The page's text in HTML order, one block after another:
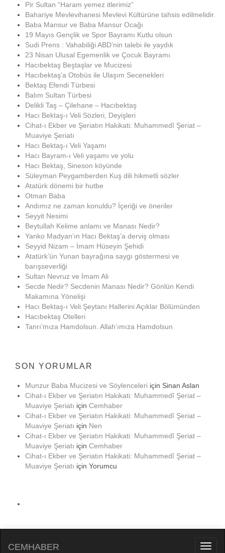
Pir Sultan “Haram yemez itlerimiz”
Bahariye Mevlevihanesi Mevlevi Kültürüne tahsis edilmelidir.
Baba Mansur ve Baba Mansur Ocağı
19 Mayıs Gençlik ve Spor Bayramı Kutlu olsun
Sudi Prens : Vahabiliği ABD’nin talebi ile yaydık
23 Nisan Ulusal Egemenlik ve Çocuk Bayramı
Hacıbektaş Beştaşlar ve Mucizesi
Hacıbektaş’a Otobüs ile Ulaşım Secenekleri
Bektaş Efendi Türbesi
Balım Sultan Türbesi
Delikli Taş – Çilehane – Hacıbektaş
Hacı Bektaş-ı Veli Sözleri, Deyişleri
Cihat-ı Ekber ve Şeriatın Hakikati: Muhammedî Şeriat –
Muaviye Şeriatı
Hacı Bektaş-ı Veli Yaşamı
Hacı Bayram-ı Veli yaşamı ve yolu
Hacı Bektaş, Sineson köyünde
Süleyman Peygamberden Kuş dili hikmetli sözler
Atatürk dönemi bir hutbe
Otman Baba
Andımız ne zaman konuldu? İçeriği ve öneriler
Seyyit Nesimi
Beytullah Kelime anlamı ve Manası Nedir?
Yanko Madyan’ın Hacı Bektaş’a derviş olması
Seyyid Nizam – İmam Hüseyin Şehidi
Atatürk’ün Yunan bayrağına saygı göstermesi ve
barışseverliği
Sultan Nevruz ve İmam Ali
Secde Nedir? Secdenin Manası Nedir? Gönlün Kendi
Makamına Yönelişi
Hacı Bektaş-ı Veli Şeytanı Hallerini Açıklar Bölümünden
Hacıbektaş Otelleri
Tanrı’mıza Hamdolsun. Allah’ımıza Hamdolsun
SON YORUMLAR
Munzur Baba Mucizesi ve Söylenceleri için Sinan Aslan
Cihat-ı Ekber ve Şeriatın Hakikati: Muhammedî Şeriat –
Muaviye Şeriatı için Cemhaber
Cihat-ı Ekber ve Şeriatın Hakikati: Muhammedî Şeriat –
Muaviye Şeriatı için Nen
Cihat-ı Ekber ve Şeriatın Hakikati: Muhammedî Şeriat –
Muaviye Şeriatı için Cemhaber
Cihat-ı Ekber ve Şeriatın Hakikati: Muhammedî Şeriat –
Muaviye Şeriatı için Yorumcu
CEMHABER